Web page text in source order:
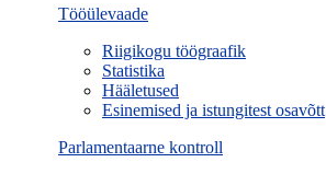
Tööülevaade
Riigikogu töögraafik
Statistika
Hääletused
Esinemised ja istungitest osavõtt
Parlamentaarne kontroll